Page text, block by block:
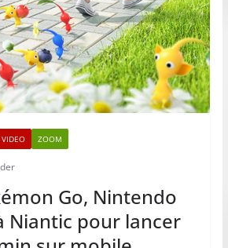
VIDEO ZOOM
Go, Nintendo
Niantic pour lancer